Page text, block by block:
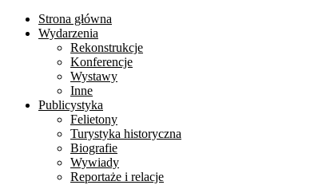
Strona główna
Wydarzenia
Rekonstrukcje
Konferencje
Wystawy
Inne
Publicystyka
Felietony
Turystyka historyczna
Biografie
Wywiady
Reportaże i relacje